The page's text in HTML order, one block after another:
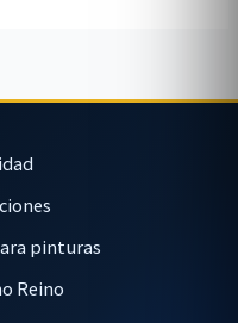
pinturas
Reino